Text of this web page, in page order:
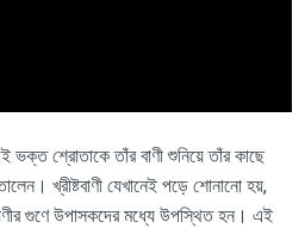
ভক্ত শ্রোতাকে তাঁর বাণী শুনিয়ে তাঁর কাছে
খ্রীষ্টবাণী যেখানেই পড়ে শোনানো হয়,
গুণে উপাসকদের মধ্যে উপস্থিত হন। এই